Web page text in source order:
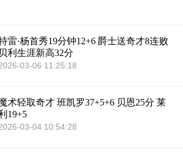
雷·杨首秀19分钟12+6 爵士送奇才8连败
贝利生涯新高32分
03-06 11:25:18
术轻取奇才 班凯罗37+5+6 贝恩25分 莱
19+5
03-04 10:54:28